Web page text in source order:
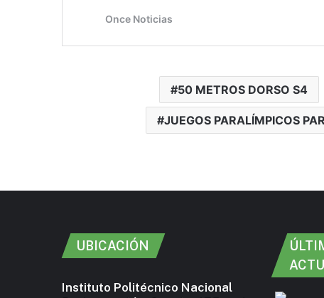
50 METROS DORSO S4
JUEGOS PARALÍMPICOS
UBICACIÓN
Instituto Politécnico Nacional